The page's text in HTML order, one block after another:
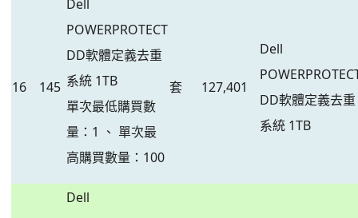
16 145
Dell
POWERPROTECT
DD軟體定義去重
系統 1TB
單次最低購買數
量：1 、 單次最
高購買數量：100
套 127,401
Dell
DD軟體定義去重
系統 1TB
Dell